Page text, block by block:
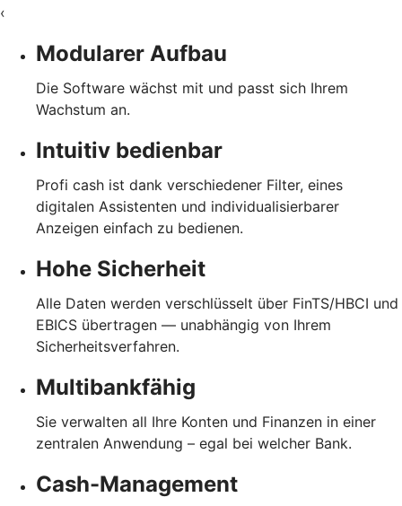
‹
Modularer Aufbau
Die Software wächst mit und passt sich Ihrem
Wachstum an.
Intuitiv bedienbar
Profi cash ist dank verschiedener Filter, eines
digitalen Assistenten und individualisierbarer
Anzeigen einfach zu bedienen.
Hohe Sicherheit
Alle Daten werden verschlüsselt über FinTS/HBCI und
EBICS übertragen — unabhängig von Ihrem
Sicherheitsverfahren.
Multibankfähig
Sie verwalten all Ihre Konten und Finanzen in einer
zentralen Anwendung – egal bei welcher Bank.
Cash-Management